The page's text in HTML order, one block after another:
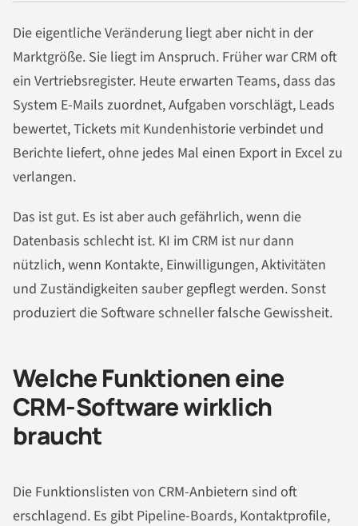
Die eigentliche Veränderung liegt aber nicht in der
Marktgröße. Sie liegt im Anspruch. Früher war CRM oft
ein Vertriebsregister. Heute erwarten Teams, dass das
System E-Mails zuordnet, Aufgaben vorschlägt, Leads
bewertet, Tickets mit Kundenhistorie verbindet und
Berichte liefert, ohne jedes Mal einen Export in Excel zu
verlangen.
Das ist gut. Es ist aber auch gefährlich, wenn die
Datenbasis schlecht ist. KI im CRM ist nur dann
nützlich, wenn Kontakte, Einwilligungen, Aktivitäten
und Zuständigkeiten sauber gepflegt werden. Sonst
produziert die Software schneller falsche Gewissheit.
Welche Funktionen eine
CRM-Software wirklich
braucht
Die Funktionslisten von CRM-Anbietern sind oft
erschlagend. Es gibt Pipeline-Boards, Kontaktprofile,